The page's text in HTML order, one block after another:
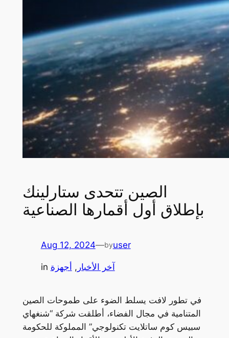
الصين تتحدى ستارلينك
بإطلاق أول أقمارها الصناعية
Aug 12, 2024—byuser
in آخر الأخبار , أجهزة
في تطور لافت يسلط الضوء على طموحات الصين
المتنامية في مجال الفضاء، أطلقت شركة “شنغهاي
سبيس كوم ساتلايت تكنولوجي” المملوكة للحكومة